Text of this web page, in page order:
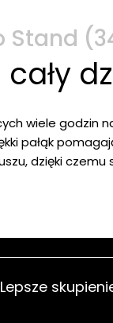
Stand
wiele godzin
pałąk
dzięki czemu
Lepsze